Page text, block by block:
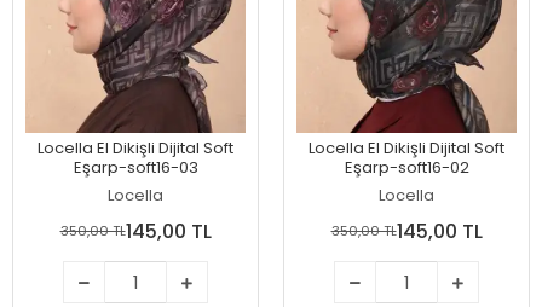
Locella El Dikişli Dijital Soft
Eşarp-soft16-03
Locella
350,00 TL145,00 TL
Locella El Dikişli Dijital Soft
Eşarp-soft16-02
Locella
350,00 TL145,00 TL